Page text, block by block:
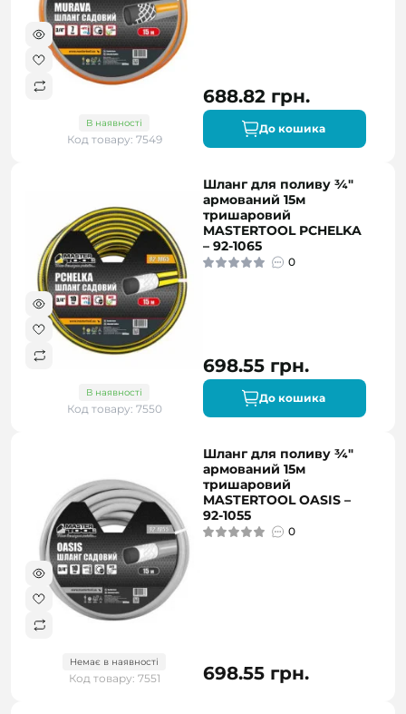
В наявності
Код товару: 7549
688.82 грн.
До кошика
В наявності
Код товару: 7550
Шланг для поливу ¾"
армований 15м
тришаровий
MASTERTOOL PCHELKA
– 92-1065
0
698.55 грн.
До кошика
Немає в наявності
Код товару: 7551
Шланг для поливу ¾"
армований 15м
тришаровий
MASTERTOOL OASIS –
92-1055
0
698.55 грн.